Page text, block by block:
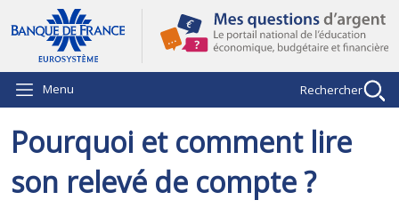
Aller au contenu principal
Menu Rechercher
Pourquoi et comment lire
son relevé de compte ?